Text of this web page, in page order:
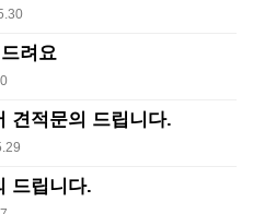
려요
견적문의 드립니다.
드립니다.